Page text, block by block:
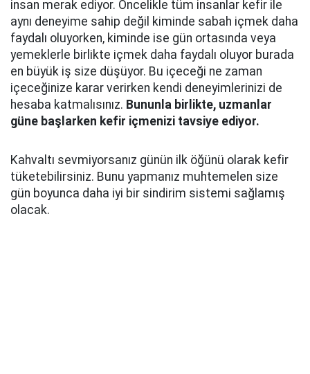
insan merak ediyor. Öncelikle tüm insanlar kefir ile
aynı deneyime sahip değil kiminde sabah içmek daha
faydalı oluyorken, kiminde ise gün ortasında veya
yemeklerle birlikte içmek daha faydalı oluyor burada
en büyük iş size düşüyor. Bu içeceği ne zaman
içeceğinize karar verirken kendi deneyimlerinizi de
hesaba katmalısınız. Bununla birlikte, uzmanlar
güne başlarken kefir içmenizi tavsiye ediyor.
Kahvaltı sevmiyorsanız günün ilk öğünü olarak kefir
tüketebilirsiniz. Bunu yapmanız muhtemelen size
gün boyunca daha iyi bir sindirim sistemi sağlamış
olacak.